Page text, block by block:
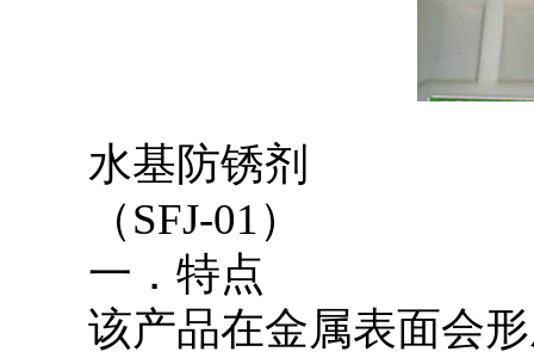
水基防锈剂
（SFJ-01）
一．特点
该产品在金属表面会形